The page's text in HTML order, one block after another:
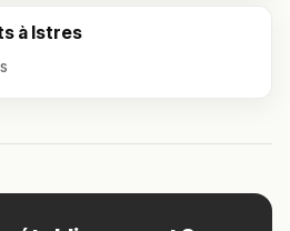
à Istres